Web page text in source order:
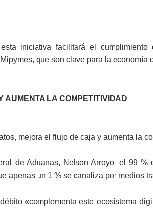
iniciativa facilitará el cumplimiento
que son clave para la economía
AUMENTA LA COMPETITIVIDAD
mejora el flujo de caja y aumenta la
de Aduanas, Nelson Arroyo, el 99
apenas un 1 % se canaliza por medios
«complementa este ecosistema